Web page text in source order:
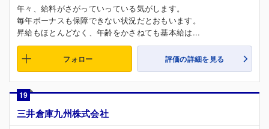
年々、給料がさがっていっている気がします。
毎年ボーナスも保障できない状況だとおもいます。
昇給もほとんどなく、年齢をかさねても基本給は...
フォロー 評価の詳細を見る
19
三井倉庫九州株式会社